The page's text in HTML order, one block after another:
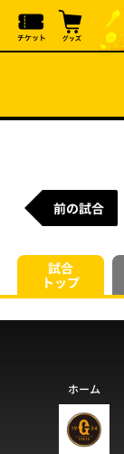
前の試合
試合
トップ
ホーム